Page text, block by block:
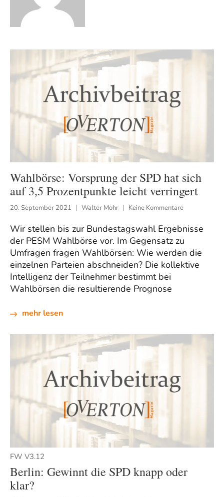
Wahlbörse: Vorsprung der SPD hat sich
auf 3,5 Prozentpunkte leicht verringert
20. September 2021 Walter Mohr Keine Kommentare
Wir stellen bis zur Bundestagswahl Ergebnisse
der PESM Wahlbörse vor. Im Gegensatz zu
Umfragen fragen Wahlbörsen: Wie werden die
einzelnen Parteien abschneiden? Die kollektive
Intelligenz der Teilnehmer bestimmt bei
Wahlbörsen die resultierende Prognose
mehr lesen
FW V3.12
Berlin: Gewinnt die SPD knapp oder
klar?